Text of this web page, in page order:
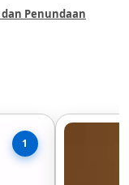
Penundaan
1